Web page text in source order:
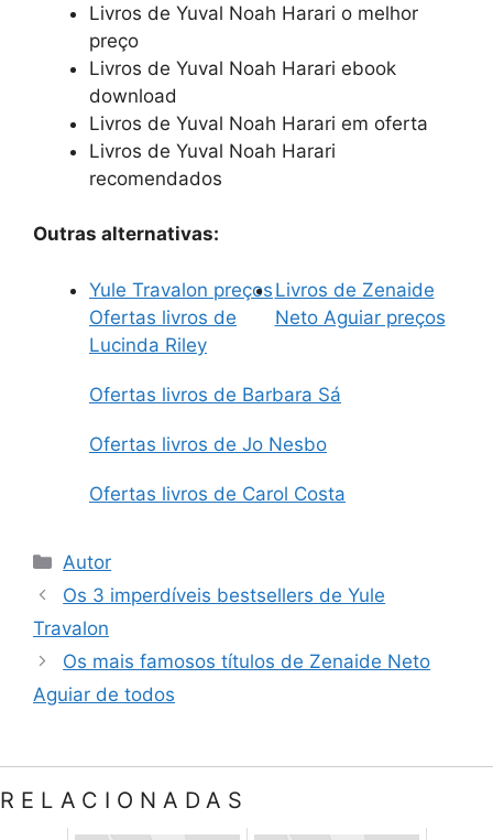
Livros de Yuval Noah Harari o melhor
preço
Livros de Yuval Noah Harari ebook
download
Livros de Yuval Noah Harari em oferta
Livros de Yuval Noah Harari
recomendados
Outras alternativas:
Yule Travalon preços Livros de Zenaide
Neto Aguiar preços
Ofertas livros de
Lucinda Riley
Ofertas livros de Barbara Sá
Ofertas livros de Jo Nesbo
Ofertas livros de Carol Costa
Categorias
Autor
Os 3 imperdíveis bestsellers de Yule
Travalon
Os mais famosos títulos de Zenaide Neto
Aguiar de todos
RELACIONADAS